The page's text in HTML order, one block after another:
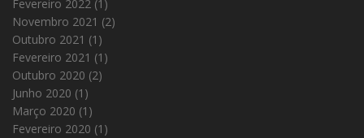
Fevereiro 2022 (1)
Novembro 2021 (2)
Outubro 2021 (1)
Fevereiro 2021 (1)
Outubro 2020 (2)
Junho 2020 (1)
Março 2020 (1)
Fevereiro 2020 (1)